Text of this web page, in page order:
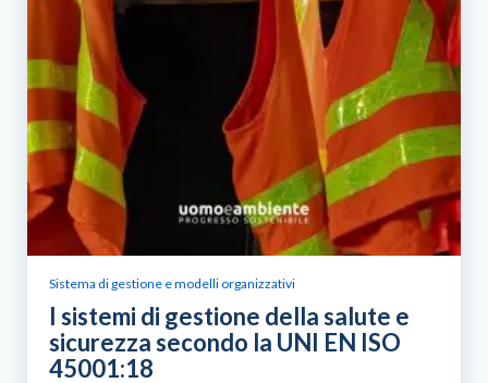
Sistema di gestione e modelli organizzativi
I sistemi di gestione della salute e
sicurezza secondo la UNI EN ISO
45001:18